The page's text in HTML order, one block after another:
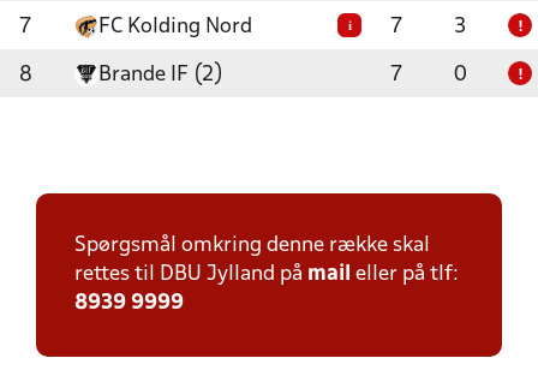
7 FC Kolding Nord i 7 3 !
8 Brande IF (2) 7 0 !
Spørgsmål omkring denne række skal
rettes til DBU Jylland på mail eller på tlf:
8939 9999